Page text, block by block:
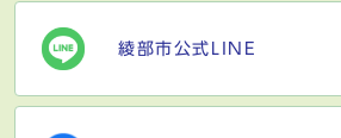
綾部市公式LINE